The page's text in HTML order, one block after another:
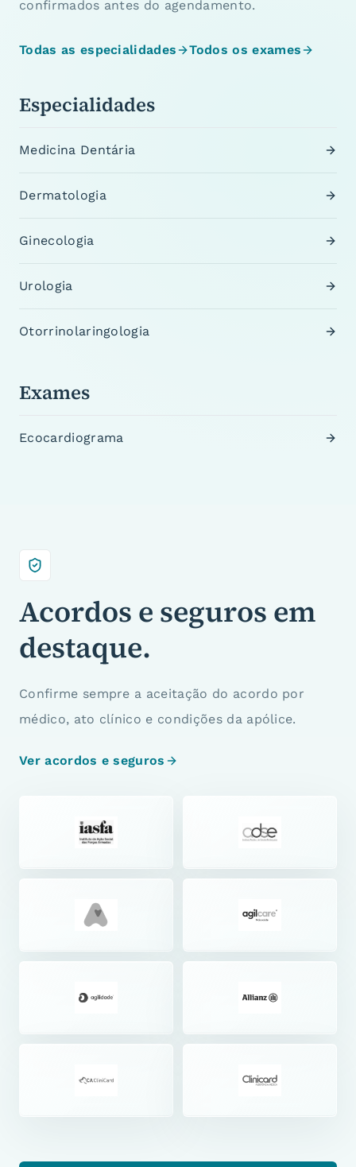
confirmados antes do agendamento.
Todas as especialidades Todos os exames
Especialidades
Medicina Dentária
Dermatologia
Ginecologia
Urologia
Otorrinolaringologia
Exames
Ecocardiograma
Acordos e seguros em
destaque.
Confirme sempre a aceitação do acordo por
médico, ato clínico e condições da apólice.
Ver acordos e seguros